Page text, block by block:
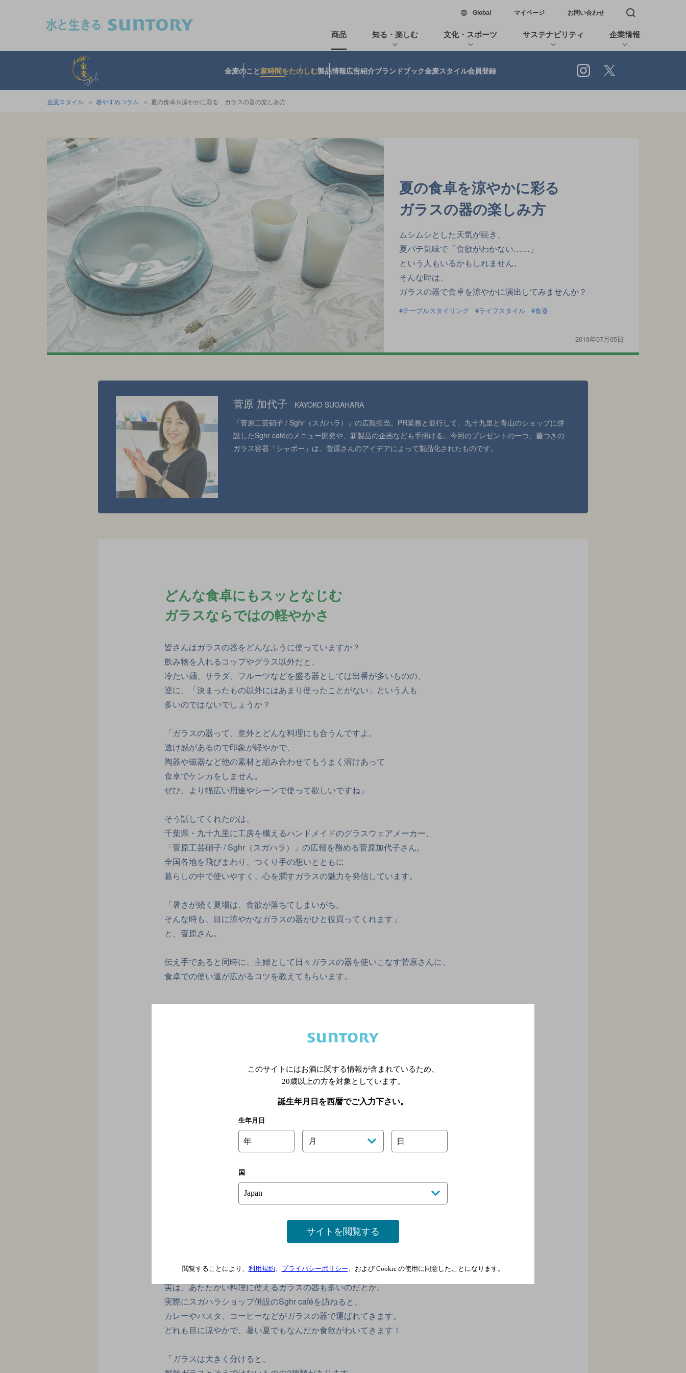
Global新しいウィンドウで開く
マイページ お問い合わせ 検索窓を開く
商品 知る・楽しむ 文化・スポーツ サステナビリティ 企業情報
金麦のこと家時間をたのしむ製品情報広告紹介ブランドブック金麦スタイル会員登録 Instagram
金麦スタイル 箸やすめコラム 夏の食卓を涼やかに彩る ガラスの器の楽しみ方
夏の食卓を涼やかに彩る
ガラスの器の楽しみ方
ムシムシとした天気が続き、
夏バテ気味で「食欲がわかない……」
という人もいるかもしれません。
そんな時は、
ガラスの器で食卓を涼やかに演出してみませんか？
テーブルスタイリング ライフスタイル 食器
2019年07月05日
菅原 加代子
KAYOKO SUGAHARA
「菅原工芸硝子 / Sghr（スガハラ）」の広報担当。PR業務と並行して、九十九里と青山のショップに併
設したSghr caféのメニュー開発や、新製品の企画なども手掛ける。今回のプレゼントの一つ、蓋つきの
ガラス容器「シャポー」は、菅原さんのアイデアによって製品化されたものです。
どんな食卓にもスッとなじむ
ガラスならではの軽やかさ
皆さんはガラスの器をどんなふうに使っていますか？
飲み物を入れるコップやグラス以外だと、
冷たい麺、サラダ、フルーツなどを盛る器としては出番が多いものの、
逆に、「決まったもの以外にはあまり使ったことがない」という人も
多いのではないでしょうか？
「ガラスの器って、意外とどんな料理にも合うんですよ。
透け感があるので印象が軽やかで、
陶器や磁器など他の素材と組み合わせてもうまく溶けあって
食卓でケンカをしません。
ぜひ、より幅広い用途やシーンで使って欲しいですね」
そう話してくれたのは、
千葉県・九十九里に工房を構えるハンドメイドのグラスウェアメーカー、
「菅原工芸硝子 / Sghr（スガハラ）」の広報を務める菅原加代子さん。
全国各地を飛びまわり、つくり手の想いとともに
暮らしの中で使いやすく、心を潤すガラスの魅力を発信しています。
「暑さが続く夏場は、食欲が落ちてしまいがち。
そんな時も、目に涼やかなガラスの器がひと役買ってくれます」
と、菅原さん。
伝え手であると同時に、主婦として日々ガラスの器を使いこなす菅原さんに、
食卓での使い道が広がるコツを教えてもらいます。
ガラスなら涼しく
ガラスの器＝冷たいもの、というイメージが先行しがちですが、
実は、あたたかい料理に使えるガラスの器も多いのだとか。
実際にスガハラショップ併設のSghr caféを訪ねると、
カレーやパスタ、コーヒーなどがガラスの器で運ばれてきます。
どれも目に涼やかで、暑い夏でもなんだか食欲がわいてきます！
「ガラスは大きく分けると、
このサイトにはお酒に関する情報が含まれているため、
20歳以上の方を対象としています。
誕生年月日を西暦でご入力下さい。
生年月日
年 月 日
国
サイトを閲覧する
閲覧することにより、 利用規約、 プライバシーポリシー、および Cookie の使用に同意したことになります。